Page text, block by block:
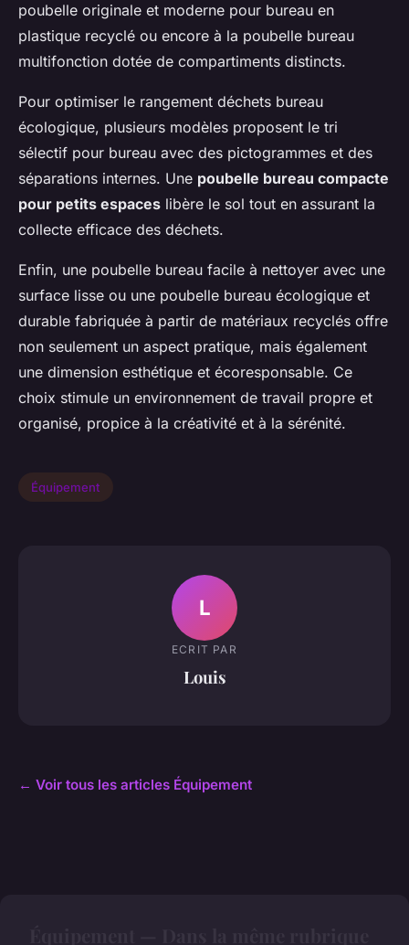
poubelle originale et moderne pour bureau en
plastique recyclé ou encore à la poubelle bureau
multifonction dotée de compartiments distincts.
Pour optimiser le rangement déchets bureau
écologique, plusieurs modèles proposent le tri
sélectif pour bureau avec des pictogrammes et des
séparations internes. Une poubelle bureau compacte
pour petits espaces libère le sol tout en assurant la
collecte efficace des déchets.
Enfin, une poubelle bureau facile à nettoyer avec une
surface lisse ou une poubelle bureau écologique et
durable fabriquée à partir de matériaux recyclés offre
non seulement un aspect pratique, mais également
une dimension esthétique et écoresponsable. Ce
choix stimule un environnement de travail propre et
organisé, propice à la créativité et à la sérénité.
Équipement
L
ECRIT PAR
Louis
← Voir tous les articles Équipement